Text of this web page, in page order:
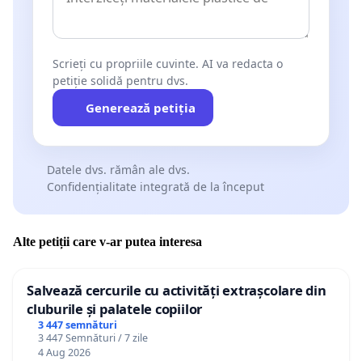
Scrieți cu propriile cuvinte. AI va redacta o
petiție solidă pentru dvs.
Generează petiția
Datele dvs. rămân ale dvs.
Confidențialitate integrată de la început
Alte petiții care v-ar putea interesa
Salvează cercurile cu activități extrașcolare din
cluburile și palatele copiilor
3 447 semnături
3 447 Semnături / 7 zile
4 Aug 2026